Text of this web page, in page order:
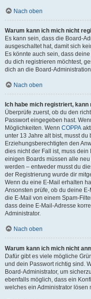
Nach oben
Warum kann ich mich nicht
Es kann sein, dass die Board-
ausgeschaltet hat, damit sich
Es könnte auch sein, dass
du dich registrieren möchtest,
dich an die Board-
Nach oben
Ich habe mich registriert,
Überprüfe zuerst, ob du den
Passwort eingegeben hast.
Möglichkeiten. Wenn COPPA
unter 13 Jahre alt bist, musst
Erziehungsberechtigten den
dies nicht der Fall ist, muss
einigen Boards müssen alle
werden – entweder musst du
der Registrierung wurde dir
Wenn du eine E-Mail erhalten
Ansonsten prüfe, ob du deine
die E-Mail von einem Spam-
dass deine E-Mail-Adresse
Administrator.
Nach oben
Warum kann ich mich nicht
Dafür gibt es viele mögliche
und dein Passwort richtig sind.
Board-Administrator, um
ebenfalls möglich, dass ein
welches ein Administrator lösen